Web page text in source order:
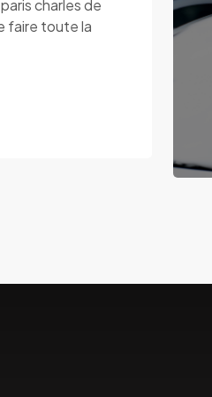
charles de
faire toute la